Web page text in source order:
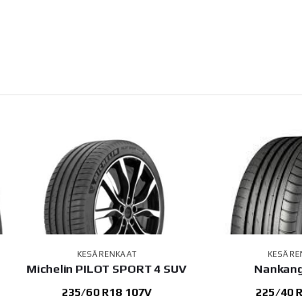
KESÄRENKAAT
Michelin PILOT SPORT 4 SUV
235/60 R18 107V 225/40